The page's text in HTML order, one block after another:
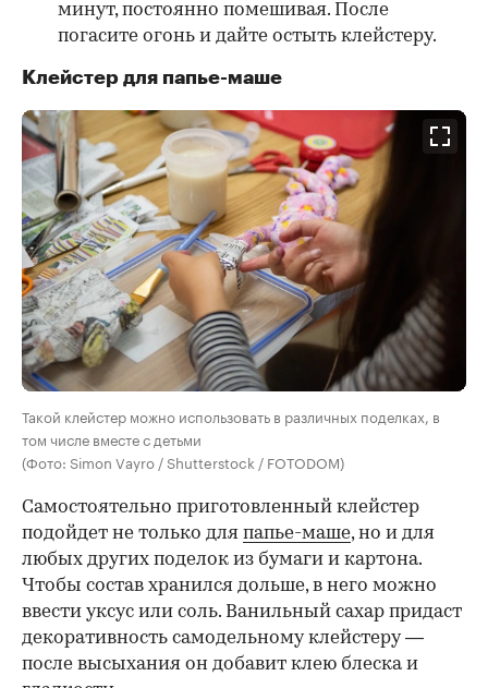
минут, постоянно помешивая. После
погасите огонь и дайте остыть клейстеру.
Клейстер для папье-маше
Такой клейстер можно использовать в различных поделках, в
том числе вместе с детьми
(Фото: Simon Vayro / Shutterstock / FOTODOM)
Самостоятельно приготовленный клейстер
подойдет не только для папье-маше, но и для
любых других поделок из бумаги и картона.
Чтобы состав хранился дольше, в него можно
ввести уксус или соль. Ванильный сахар придаст
декоративность самодельному клейстеру —
после высыхания он добавит клею блеска и